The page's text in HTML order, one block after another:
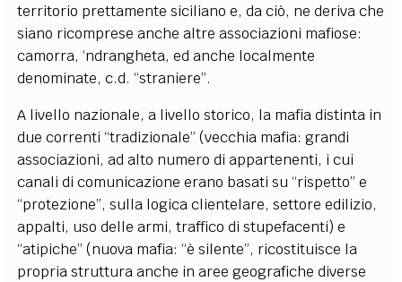
territorio prettamente siciliano e, da ciò, ne deriva che
siano ricomprese anche altre associazioni mafiose:
camorra, ‘ndrangheta, ed anche localmente
denominate, c.d. “straniere”.
A livello nazionale, a livello storico, la mafia distinta in
due correnti “tradizionale” (vecchia mafia: grandi
associazioni, ad alto numero di appartenenti, i cui
canali di comunicazione erano basati su “rispetto” e
“protezione”, sulla logica clientelare, settore edilizio,
appalti, uso delle armi, traffico di stupefacenti) e
“atipiche” (nuova mafia: “è silente”, ricostituisce la
propria struttura anche in aree geografiche diverse